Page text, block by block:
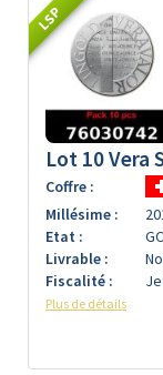
LSP
Lot 10 Vera
Coffre :
Millésime :
Etat :
Livrable :
Fiscalité :
Plus de détails